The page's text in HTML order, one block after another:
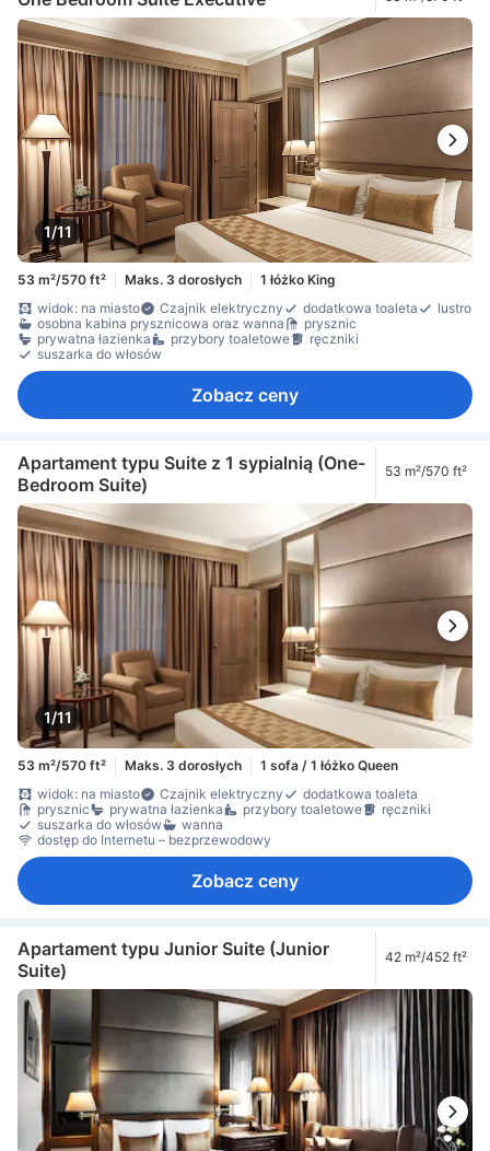
1/11
53 m²/570 ft² Maks. 3 dorosłych
1 łóżko King
widok: na miasto
Czajnik elektryczny dodatkowa toaleta
lustro
osobna kabina prysznicowa oraz wanna
prysznic
prywatna łazienka
przybory toaletowe
ręczniki
suszarka do włosów
Zobacz ceny
Apartament typu Suite z 1 sypialnią (One-
Bedroom Suite)
53 m²/570 ft²
1/11
53 m²/570 ft² Maks. 3 dorosłych
1 sofa / 1 łóżko Queen
widok: na miasto
Czajnik elektryczny
dodatkowa toaleta
prysznic
prywatna łazienka przybory toaletowe
ręczniki
suszarka do włosów
wanna
dostęp do Internetu – bezprzewodowy
Zobacz ceny
Apartament typu Junior Suite (Junior
Suite)
42 m²/452 ft²